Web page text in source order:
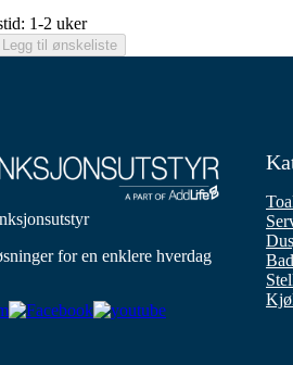
1-2 uker
Legg til ønskeliste
for en enklere hverdag